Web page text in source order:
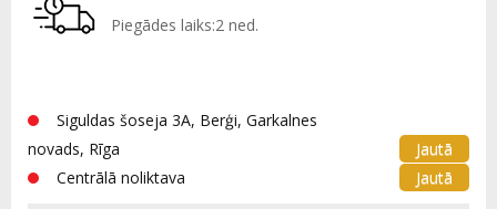
Piegādes laiks:2 ned.
Siguldas šoseja 3A, Berģi, Garkalnes
novads, Rīga
Jautā
Centrālā noliktava
Jautā